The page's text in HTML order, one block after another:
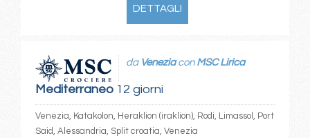
DETTAGLI
Mediterraneo12 giorni
da Veneziacon MSC Lirica
Venezia, Katakolon, Heraklion (iraklion), Rodi, Limassol, Port
Said, Alessandria, Split croatia, Venezia